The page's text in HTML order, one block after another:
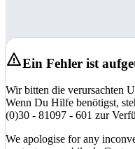
Ein Fehler ist
Wir bitten die verursachten
Wenn Du Hilfe benötigst,
(0)30 - 81097 - 601 zur
We apologise for any